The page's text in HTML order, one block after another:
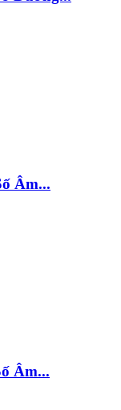
Âm...
Âm...